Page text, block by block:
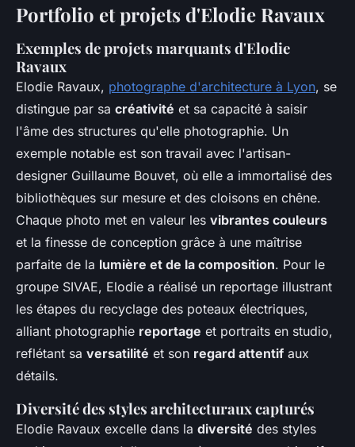
Portfolio et projets d'Elodie Ravaux
Exemples de projets marquants d'Elodie
Ravaux
Elodie Ravaux, photographe d'architecture à Lyon, se
distingue par sa créativité et sa capacité à saisir
l'âme des structures qu'elle photographie. Un
exemple notable est son travail avec l'artisan-
designer Guillaume Bouvet, où elle a immortalisé des
bibliothèques sur mesure et des cloisons en chêne.
Chaque photo met en valeur les vibrantes couleurs
et la finesse de conception grâce à une maîtrise
parfaite de la lumière et de la composition. Pour le
groupe SIVAE, Elodie a réalisé un reportage illustrant
les étapes du recyclage des poteaux électriques,
alliant photographie reportage et portraits en studio,
reflétant sa versatilité et son regard attentif aux
détails.
Diversité des styles architecturaux capturés
Elodie Ravaux excelle dans la diversité des styles